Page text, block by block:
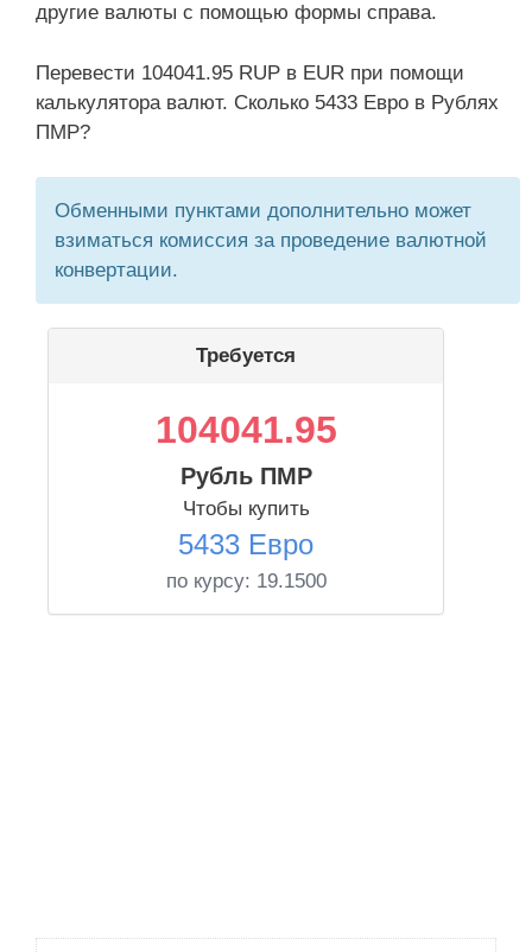
другие валюты с помощью формы справа.
Перевести 104041.95 RUP в EUR при помощи
калькулятора валют. Сколько 5433 Евро в Рублях
ПМР?
Обменными пунктами дополнительно может
взиматься комиссия за проведение валютной
конвертации.
Требуется
104041.95
Рубль ПМР
Чтобы купить
5433 Евро
по курсу: 19.1500